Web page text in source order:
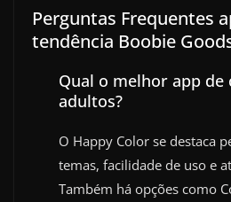
Perguntas Frequentes
tendência Boobie
Qual o melhor app
adultos?
O Happy Color se destaca
temas, facilidade de uso e
Também há opções como